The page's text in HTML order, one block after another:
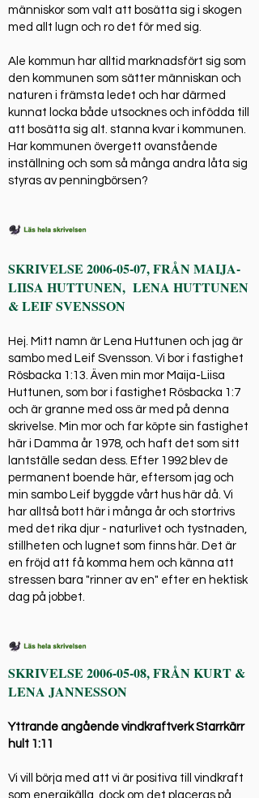
människor som valt att bosätta sig i skogen
med allt lugn och ro det för med sig.
Ale kommun har alltid marknadsfört sig som
den kommunen som sätter människan och
naturen i främsta ledet och har därmed
kunnat locka både utsocknes och infödda till
att bosätta sig alt. stanna kvar i kommunen.
Har kommunen övergett ovanstående
inställning och som så många andra låta sig
styras av penningbörsen?
SKRIVELSE 2006-05-07, FRÅN MAIJA-
LIISA HUTTUNEN, LENA HUTTUNEN
& LEIF SVENSSON
Hej. Mitt namn är Lena Huttunen och jag är
sambo med Leif Svensson. Vi bor i fastighet
Rösbacka 1:13. Även min mor Maija-Liisa
Huttunen, som bor i fastighet Rösbacka 1:7
och är granne med oss är med på denna
skrivelse. Min mor och far köpte sin fastighet
här i Damma år 1978, och haft det som sitt
lantställe sedan dess. Efter 1992 blev de
permanent boende här, eftersom jag och
min sambo Leif byggde vårt hus här då. Vi
har alltså bott här i många år och stortrivs
med det rika djur - naturlivet och tystnaden,
stillheten och lugnet som finns här. Det är
en fröjd att få komma hem och känna att
stressen bara "rinner av en" efter en hektisk
dag på jobbet.
SKRIVELSE 2006-05-08, FRÅN KURT &
LENA JANNESSON
Yttrande angående vindkraftverk Starrkärr
hult 1:11
Vi vill börja med att vi är positiva till vindkraft
som energikälla, dock om det placeras på